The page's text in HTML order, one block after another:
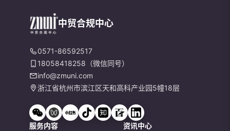
中贸合规中心
0571-86592517
18058418258（微信同号）
info@zmuni.com
浙江省杭州市滨江区天和高科产业园5幢18层
服务内容
资讯中心